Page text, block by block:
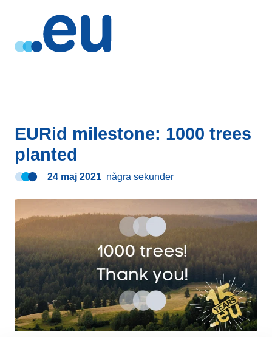
EURid milestone: 1000 trees
planted
24 maj 2021 några sekunder